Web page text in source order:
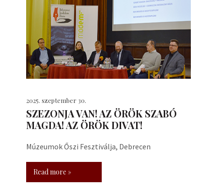
2025. szeptember 30.
SZEZONJA VAN! AZ ÖRÖK SZABÓ
MAGDA! AZ ÖRÖK DIVAT!
Múzeumok Őszi Fesztiválja, Debrecen
Read more »